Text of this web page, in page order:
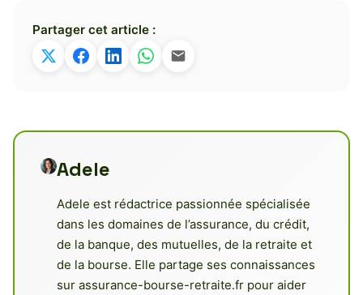
Partager cet article :
Adele
Adele est rédactrice passionnée spécialisée
dans les domaines de l’assurance, du crédit,
de la banque, des mutuelles, de la retraite et
de la bourse. Elle partage ses connaissances
sur assurance-bourse-retraite.fr pour aider